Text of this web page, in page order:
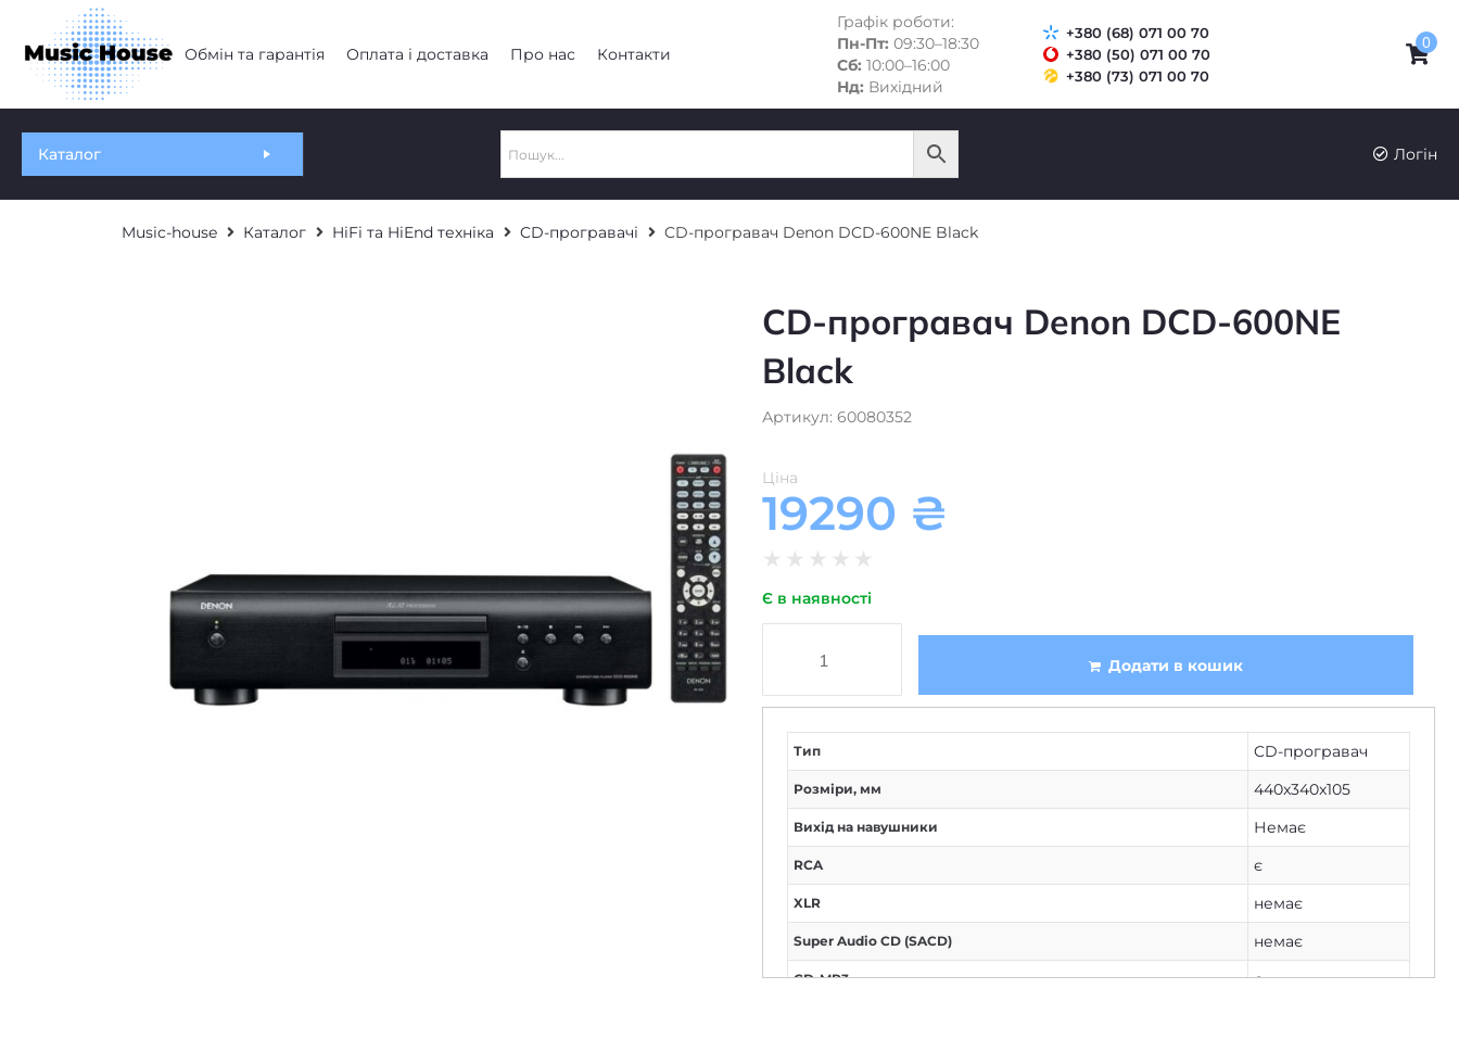
Обмін та гарантія Оплата і доставка Про нас Контакти
Графік роботи:
Пн-Пт: 09:30–18:30
Сб: 10:00–16:00
Нд: Вихідний
+380 (68) 071 00 70
+380 (50) 071 00 70
+380 (73) 071 00 70
0
Каталог Логін
Music-house Каталог HiFi та HiEnd техніка CD-програвачі CD-програвач Denon DCD-600NE Black
CD-програвач Denon DCD-600NE
Black
Артикул: 60080352
Ціна
19290 ₴
★ ★ ★ ★ ★
Є в наявності
Додати в кошик
Тип CD-програвач
Розміри, мм 440x340x105
Вихід на навушники Немає
RCA є
XLR немає
Super Audio CD (SACD) немає
CD-MP3 є